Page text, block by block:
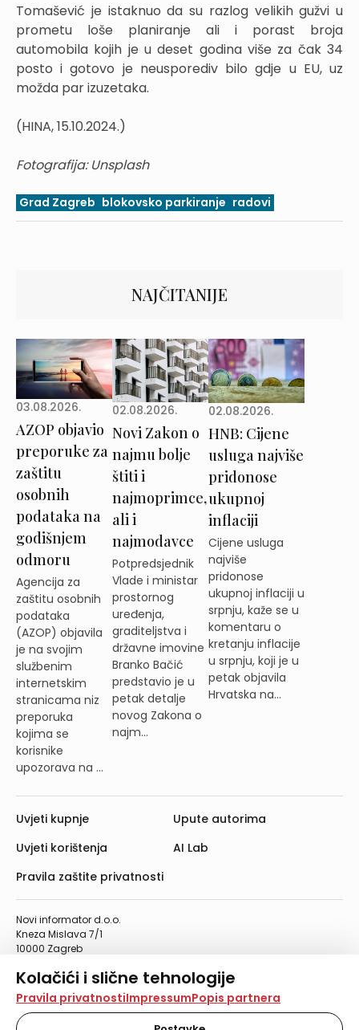
Kolačići i slične tehnologije
Na našoj web stranici koristimo kolačiće i slične
tehnologije za pohranu, čitanje i obradu informacija na
vašem uređaju. Time poboljšavamo korisničko iskustvo,
Pravila privatnostiImpressumPopis partnera
Tomašević je istaknuo da su razlog velikih gužvi u
prometu loše planiranje ali i porast broja
automobila kojih je u deset godina više za čak 34
posto i gotovo je neusporediv bilo gdje u EU, uz
možda par izuzetaka.
(HINA, 15.10.2024.)
Fotografija: Unsplash
Grad Zagreb blokovsko parkiranje radovi
NAJČITANIJE
03.08.2026.
AZOP objavio
preporuke za
zaštitu
osobnih
podataka na
godišnjem
odmoru
Agencija za
zaštitu osobnih
podataka
(AZOP) objavila
je na svojim
službenim
internetskim
stranicama niz
preporuka
kojima se
korisnike
upozorava na ...
02.08.2026.
Novi Zakon o
najmu bolje
štiti i
najmoprimce,
ali i
najmodavce
Potpredsjednik
Vlade i ministar
prostornog
uređenja,
graditeljstva i
državne imovine
Branko Bačić
predstavio je u
petak detalje
novog Zakona o
najm...
02.08.2026.
HNB: Cijene
usluga najviše
pridonose
ukupnoj
inflaciji
Cijene usluga
najviše
pridonose
ukupnoj inflaciji u
srpnju, kaže se u
komentaru o
kretanju inflacije
u srpnju, koji je u
petak objavila
Hrvatska na...
Novi informator d.o.o.
Kneza Mislava 7/1
10000 Zagreb
Telefaks: 01/4612-553
info@informator.hr
Uvjeti kupnje
Uvjeti korištenja
Pravila zaštite privatnosti
Upute autorima
AI Lab